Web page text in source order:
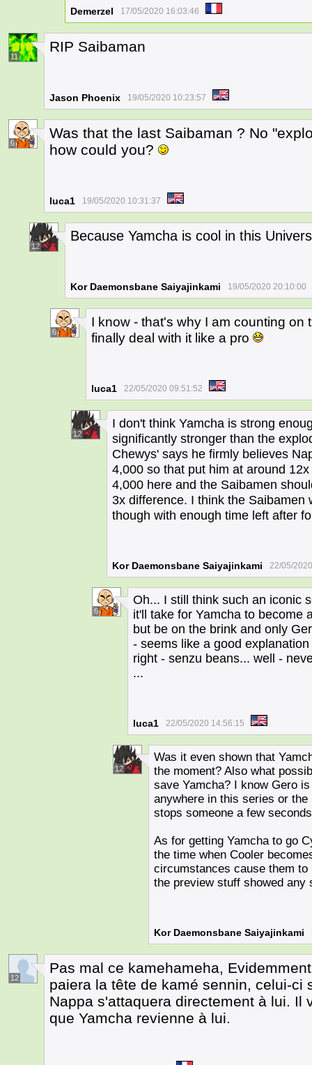
Demerzel 17/05/2020 16:03:46
11
RIP Saibaman
Jason Phoenix 19/05/2020 10:23:57
6
Was that the last Saibaman ? No
how could you?
luca1 19/05/2020 10:31:37
12
Because Yamcha is cool in this
Kor Daemonsbane Saiyajinkami 19/05/2020 20:10:00
6
I know - that's why I am counting on
finally deal with it like a pro
luca1 22/05/2020 09:51:52
12
I don't think Yamcha is strong
significantly stronger than the
Chewys' says he firmly believes
4,000 so that put him at around
4,000 here and the Saibamen
3x difference. I think the Saibamen
though with enough time left after
Kor Daemonsbane Saiyajinkami 22/05/
6
Oh... I still think such an iconic
it'll take for Yamcha to become
but be on the brink and only
- seems like a good
right - senzu beans... well -
...
luca1 22/05/2020 14:56:15
12
Was it even shown that
the moment? Also what
save Yamcha? I know Gero
anywhere in this series or
stops someone a few
As for getting Yamcha to go
the time when Cooler
circumstances cause them
the preview stuff showed any
Kor Daemonsbane Saiyajinkami
12
Pas mal ce kamehameha,
paiera la tête de kamé sennin, celui-ci
Nappa s'attaquera directement à lui. Il
que Yamcha revienne à lui.